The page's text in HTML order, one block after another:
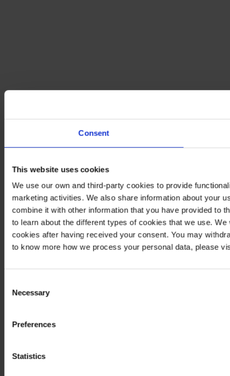
Consent
This website uses cookies
We use our own and third-party cookies to provide
marketing activities. We also share information about your
combine it with other information that you have provided to
to learn about the different types of cookies that we use.
cookies after having received your consent. You may
to know more how we process your personal data, please
Selection
Necessary
Preferences
Statistics